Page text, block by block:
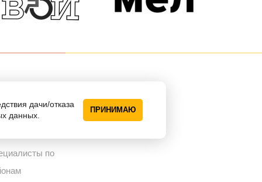
по
дачи/отказа
данных.
ПРИНИМАЮ